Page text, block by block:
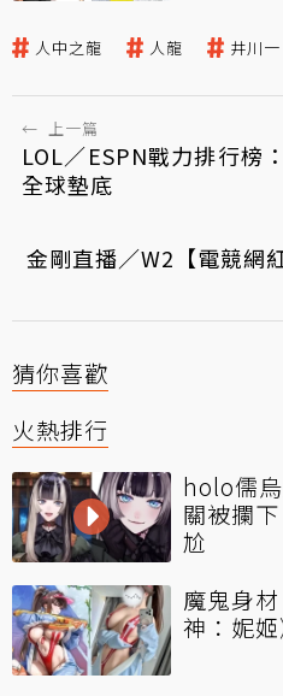
人中之龍 人龍 井川一
← 上一篇
LOL／ESPN戰力排行榜
全球墊底
金剛直播／W2【電競網
猜你喜歡
火熱排行
holo儒
關被攔
尬
魔鬼身
神：妮